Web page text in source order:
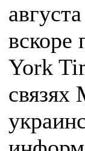
вскоре
York